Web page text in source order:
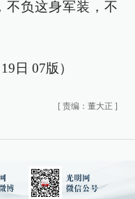
不负这身军装，不
日 07版）
[ 责编：董大正 ]